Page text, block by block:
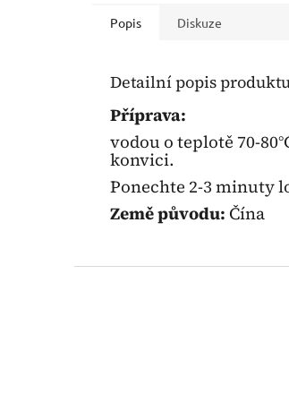
Popis Diskuze
Detailní popis
Příprava:
vodou o teplotě 70-
konvici.
Ponechte 2-3 minuty
Země původu: Čína